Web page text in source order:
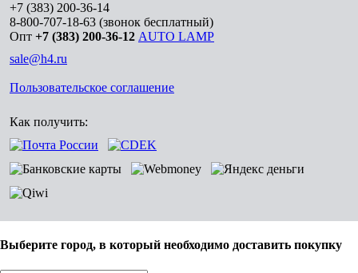
+7 (383) 200-36-14
8-800-707-18-63 (звонок бесплатный)
Опт +7 (383) 200-36-12 AUTO LAMP
sale@h4.ru
Пользовательское соглашение
Как получить:
Выберите город, в который необходимо доставить покупку